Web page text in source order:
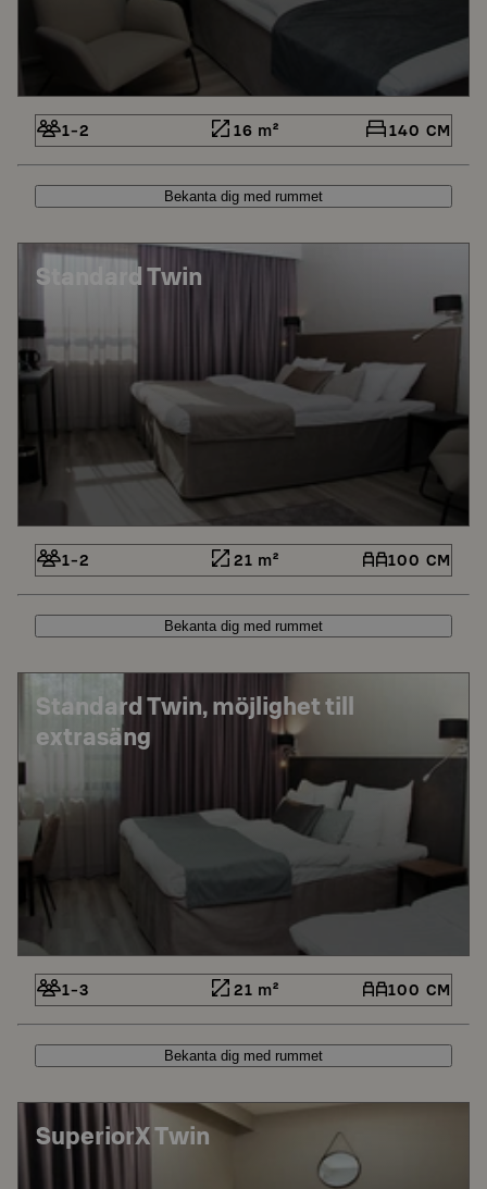
1-2 16 m² 140 CM
Bekanta dig med rummet
Standard Twin
1-2 21 m² 100 CM
Bekanta dig med rummet
Standard Twin, möjlighet till
extrasäng
1-3 21 m² 100 CM
Bekanta dig med rummet
SuperiorX Twin